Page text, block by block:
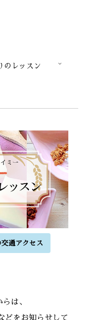
のレッスン
通アクセス
は、
どをお知らせして